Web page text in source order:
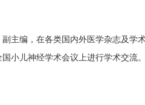
主编，在各类国内外医学杂志及学
小儿神经学术会议上进行学术交流。